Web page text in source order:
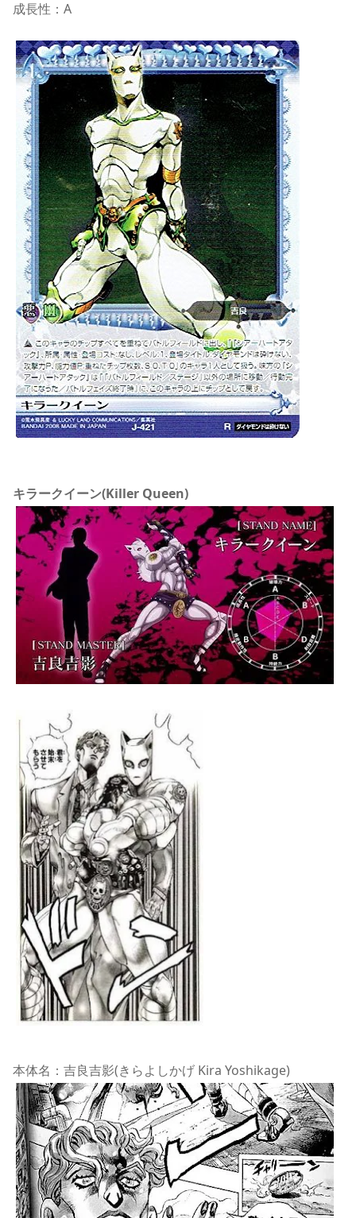
成長性：A
キラークイーン(Killer Queen)
本体名：吉良吉影(きらよしかげ Kira Yoshikage)